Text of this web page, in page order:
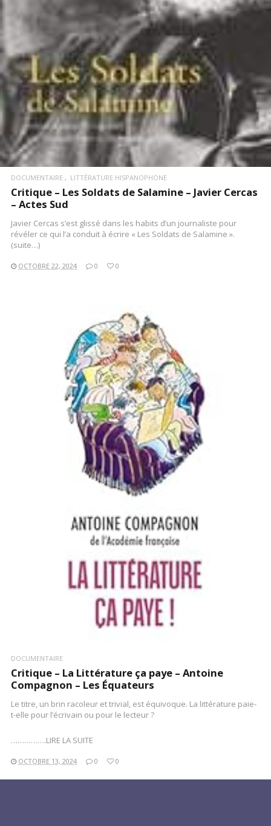
DOCUMENTAIRE LITTÉRATURE HISPANOPHONE
Critique – Les Soldats de Salamine – Javier Cercas
– Actes Sud
Javier Cercas s’est glissé dans les habits d’un journaliste pour
révéler ce qui l’a conduit à écrire « Les Soldats de Salamine ».
(suite…)
OCTOBRE 22, 2024 0 0
LIRE LA SUITE
DOCUMENTAIRE
Critique – La Littérature ça paye – Antoine
Compagnon – Les Équateurs
Le titre, un brin racoleur et trivial, est équivoque. La littérature paie-
t-elle pour l’écrivain ou pour le lecteur ?
…………….LIRE LA SUITE
OCTOBRE 13, 2024 0 0